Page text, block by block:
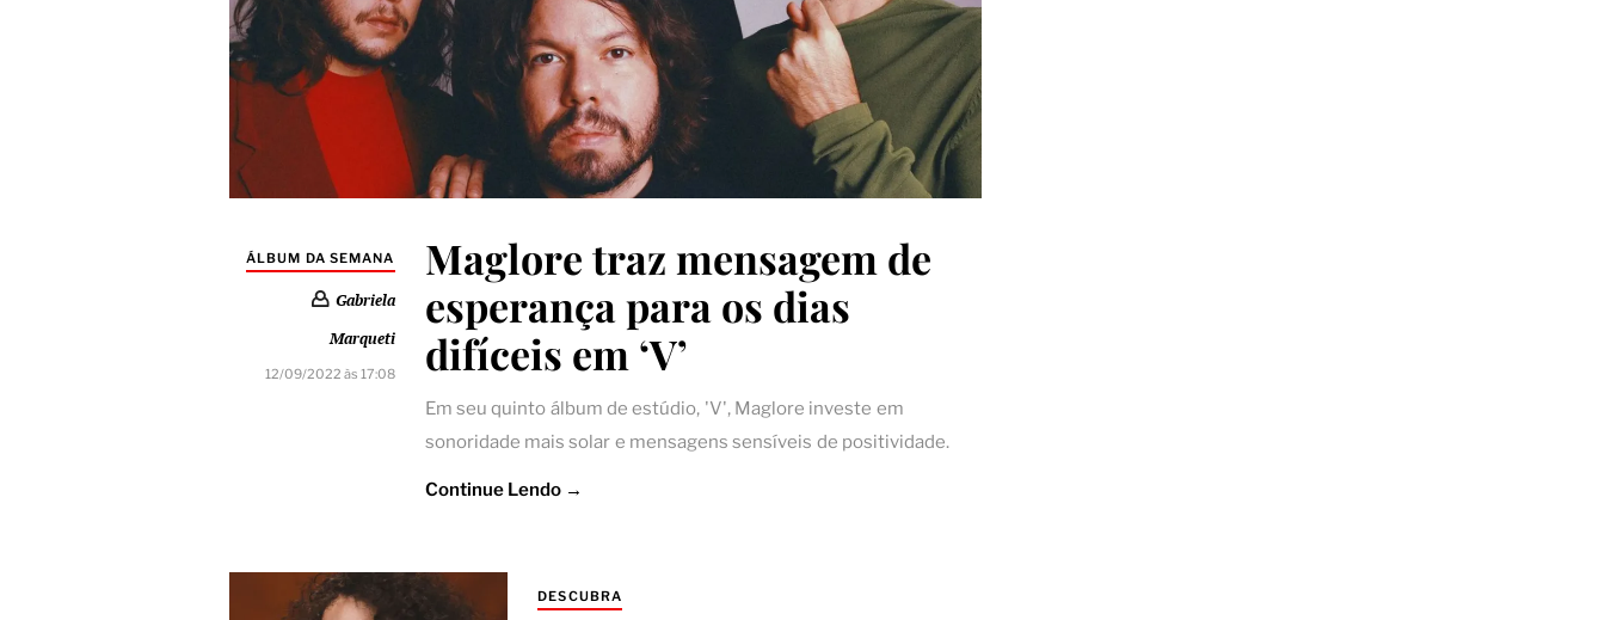
ÁLBUM DA SEMANA
Gabriela
Marqueti
12/09/2022 às 17:08
Maglore traz mensagem de
esperança para os dias
difíceis em ‘V’
Em seu quinto álbum de estúdio, 'V', Maglore investe em
sonoridade mais solar e mensagens sensíveis de positividade.
Continue Lendo →
DESCUBRA